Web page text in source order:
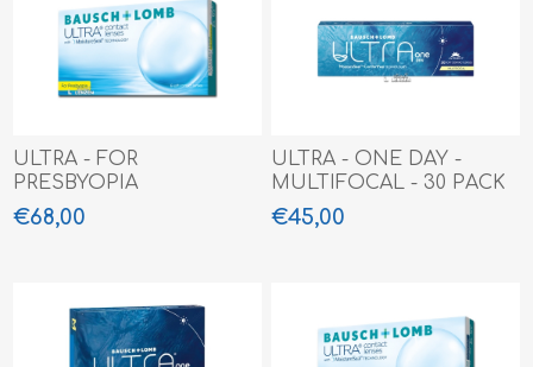
ULTRA - FOR
PRESBYOPIA
(MULTIFOCAAL) - 6 PACK
€68,00
ULTRA - ONE DAY -
MULTIFOCAL - 30 PACK
€45,00